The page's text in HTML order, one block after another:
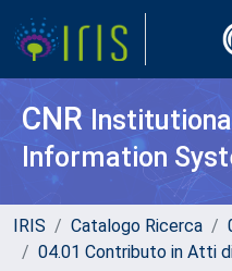
CNR
Information
IRIS Catalogo Ricerca
04.01 Contributo in Atti